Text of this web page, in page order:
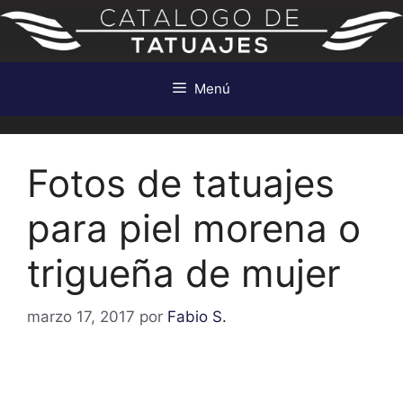
Saltar
contenido
Menú
Fotos de tatuajes
para piel morena o
trigueña de mujer
marzo 17, 2017 por Fabio S.